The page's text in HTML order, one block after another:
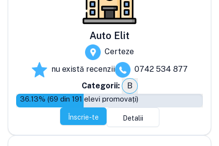
Auto Elit
Certeze
nu există recenzii
0742 534 877
Categorii:
B
36.13% (69 din 191 elevi promovați)
Înscrie-te Detalii